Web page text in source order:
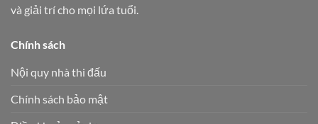
và giải trí cho mọi lứa tuổi.
Chính sách
Nội quy nhà thi đấu
Chính sách bảo mật